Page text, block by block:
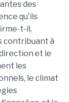
des
qu'ils
t-il,
contribuant à
et le
les
le climat